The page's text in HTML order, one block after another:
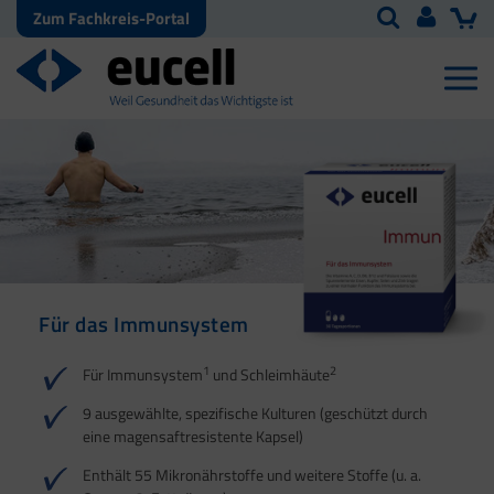
Zum Fachkreis-Portal
Für das Immunsystem
Für Immunsystem1 und Schleimhäute2
9 ausgewählte, spezifische Kulturen (geschützt durch
eine magensaftresistente Kapsel)
Enthält 55 Mikronährstoffe und weitere Stoffe (u. a.
Für Haut, Haare und
4
Für Ihre natürliche